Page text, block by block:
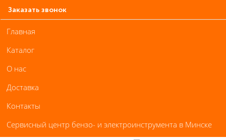
Заказать звонок
Главная
Каталог
О нас
Доставка
Контакты
Сервисный центр бензо- и электроинструмента в Минске